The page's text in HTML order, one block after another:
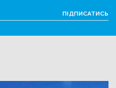
ПІДПИСАТИСЬ